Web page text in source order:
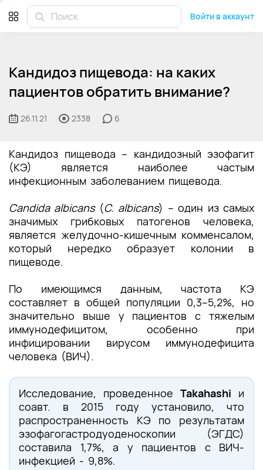
Войти в аккаунт
Кандидоз пищевода: на каких
пациентов обратить внимание?
26.11.21 2338 6
Кандидоз пищевода – кандидозный эзофагит
(КЭ) является наиболее частым
инфекционным заболеванием пищевода.
Candida albicans(C. albicans) – один из самых
значимых грибковых патогенов человека,
является желудочно-кишечным комменсалом,
который нередко образует колонии в
пищеводе.
По имеющимся данным, частота КЭ
составляет в общей популяции 0,3–5,2%, но
значительно выше у пациентов с тяжелым
иммунодефицитом, особенно при
инфицировании вирусом иммунодефицита
человека (ВИЧ).
Исследование, проведенное Takahashi и
соавт. в 2015 году установило, что
распространенность КЭ по результатам
эзофагогастродуоденоскопии (ЭГДС)
составила 1,7%, а у пациентов с ВИЧ-
инфекцией - 9,8%.